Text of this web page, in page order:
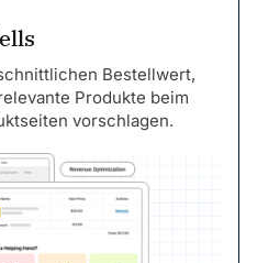
Bestellwert,
Produkte beim
vorschlagen.